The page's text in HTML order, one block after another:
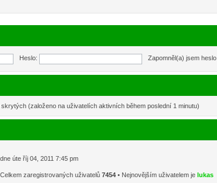
Heslo: Zapomněl(a) jsem heslo
(založeno na uživatelích aktivních během poslední 1 minutu)
úte říj 04, 2011 7:45 pm
Celkem zaregistrovaných uživatelů 7454 • Nejnovějším uživatelem je lukas